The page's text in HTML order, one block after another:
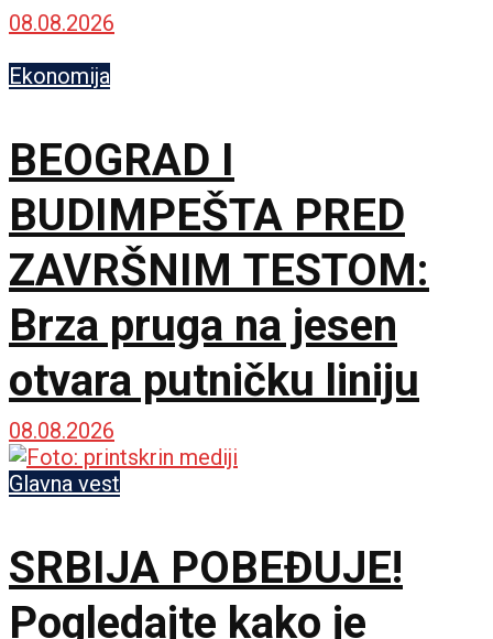
08.08.2026
Ekonomija
BEOGRAD I
BUDIMPEŠTA PRED
ZAVRŠNIM TESTOM:
Brza pruga na jesen
otvara putničku liniju
08.08.2026
Glavna vest
SRBIJA POBEĐUJE!
Pogledajte kako je